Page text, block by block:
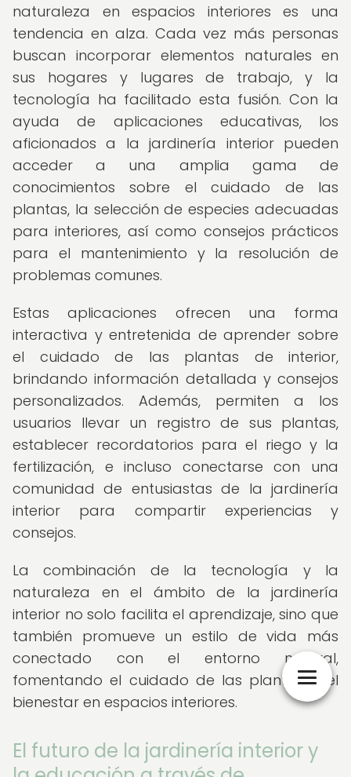
naturaleza en espacios interiores es una
tendencia en alza. Cada vez más personas
buscan incorporar elementos naturales en
sus hogares y lugares de trabajo, y la
tecnología ha facilitado esta fusión. Con la
ayuda de aplicaciones educativas, los
aficionados a la jardinería interior pueden
acceder a una amplia gama de
conocimientos sobre el cuidado de las
plantas, la selección de especies adecuadas
para interiores, así como consejos prácticos
para el mantenimiento y la resolución de
problemas comunes.
Estas aplicaciones ofrecen una forma
interactiva y entretenida de aprender sobre
el cuidado de las plantas de interior,
brindando información detallada y consejos
personalizados. Además, permiten a los
usuarios llevar un registro de sus plantas,
establecer recordatorios para el riego y la
fertilización, e incluso conectarse con una
comunidad de entusiastas de la jardinería
interior para compartir experiencias y
consejos.
La combinación de la tecnología y la
naturaleza en el ámbito de la jardinería
interior no solo facilita el aprendizaje, sino que
también promueve un estilo de vida más
conectado con el entorno natural,
fomentando el cuidado de las plantas y el
bienestar en espacios interiores.
El futuro de la jardinería interior y